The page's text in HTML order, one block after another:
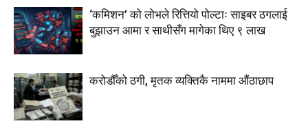
‘कमिशन’ को लोभले रित्तियो पोल्टाः साइबर ठगलाई
बुझाउन आमा र साथीसँग मागेका थिए ९ लाख
करोडौँको ठगी, मृतक व्यक्तिकै नाममा औंठाछाप